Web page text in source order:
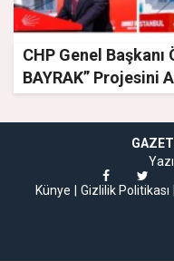
CHP Genel
BAYRAK” Projesini
Künye
Gizlilik Politikası